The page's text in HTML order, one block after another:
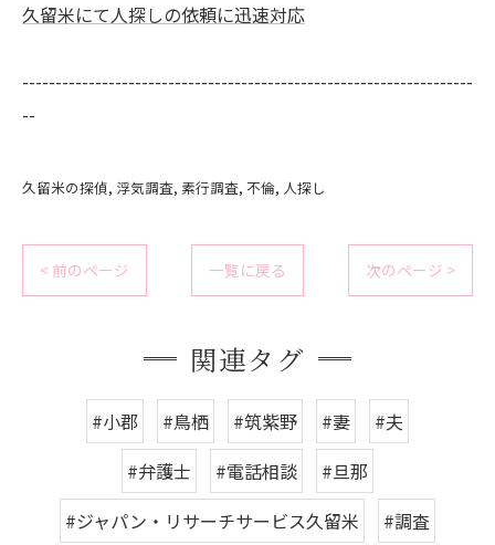
久留米にて人探しの依頼に迅速対応
--------------------------------------------------------------------
--
久留米の探偵 浮気調査 素行調査 不倫 人探し
< 前のページ 一覧に戻る 次のページ >
関連タグ
#小郡 #鳥栖 #筑紫野 #妻
#夫
#弁護士
#電話相談
#旦那
#ジャパン・リサーチサービス久留米
#調査